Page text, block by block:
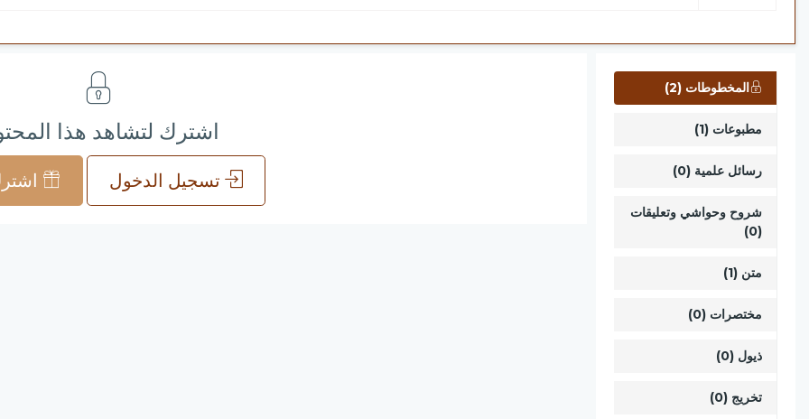
المخطوطات (2)
مطبوعات (1)
رسائل علمية (0)
شروح وحواشي وتعليقات
(0)
متن (1)
مختصرات (0)
ذيول (0)
تخريج (0)
اشترك لتشاهد هذا
تسجيل الدخول